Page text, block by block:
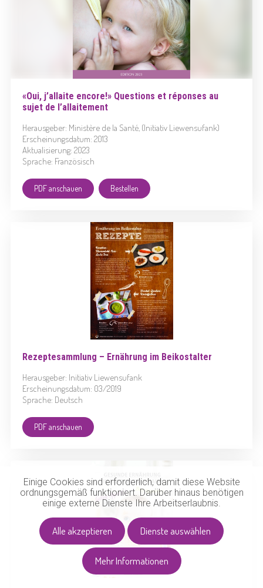
«Oui, j’allaite encore!» Questions et réponses au
sujet de l’allaitement
Herausgeber: Ministère de la Santé, (Initiativ Liewensufank)
Erscheinungsdatum: 2013
Aktualisierung: 2023
Sprache: Französisch
PDF anschauen Bestellen
Rezeptesammlung – Ernährung im Beikostalter
Herausgeber: Initiativ Liewensufank
Erscheinungsdatum: 03/2019
Sprache: Deutsch
PDF anschauen
Einige Cookies sind erforderlich, damit diese Website
ordnungsgemäß funktioniert. Darüber hinaus benötigen
einige externe Dienste Ihre Arbeitserlaubnis.
Alle akzeptieren Dienste auswählen
Mehr Informationen